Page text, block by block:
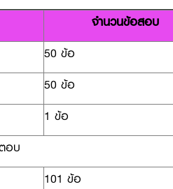
จำนวนข้อสอบ
50 ข้อ
50 ข้อ
1 ข้อ
อบ
101 ข้อ